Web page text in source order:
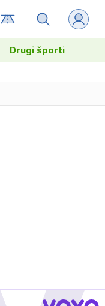
Drugi športi